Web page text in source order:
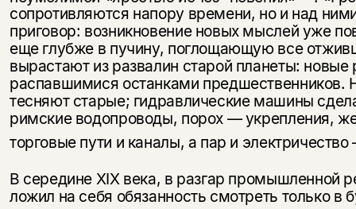
сопротивляются напору времени, но и над
приговор: возникновение новых мыслей уже
еще глубже в пучину, поглощающую все
вырастают из развалин старой планеты:
распавшимися останками предшественников.
тесняют старые; гидравлические машины
римские во­допроводы, порох — укрепления,
торговые пути и каналы, а пар и
В середине XIX века, в разгар промышленной
ложил на себя обязанность смотреть только в